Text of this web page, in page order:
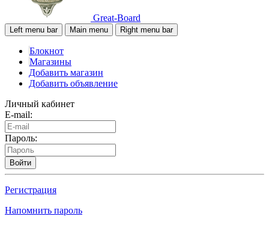
Great-Board
Left menu bar Main menu Right menu bar
Блокнот
Магазины
Добавить магазин
Добавить объявление
Личный кабинет
E-mail:
Пароль:
Войти
Регистрация
Напомнить пароль